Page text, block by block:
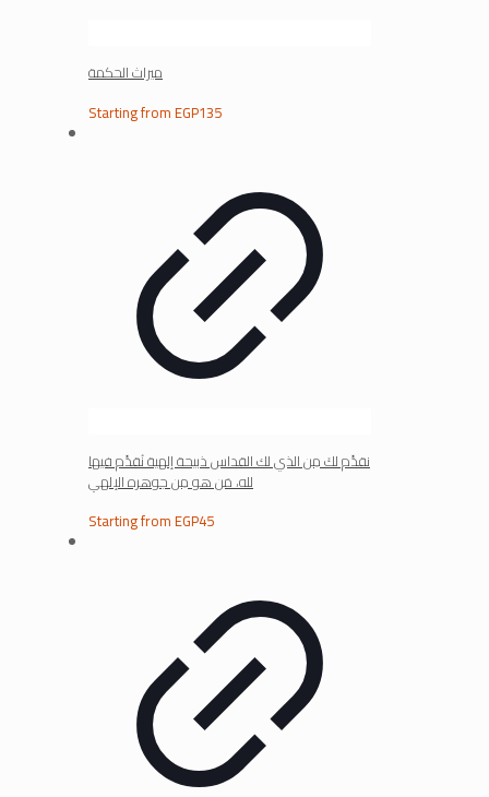
ميراث الحكمة
Starting fromEGP135
نقدِّم لكَ مِن الذي لك القداس ذبيحة إلهية نُقدِّم فيها
لله، مَن هو مِن جوهره الإلهي
Starting fromEGP45